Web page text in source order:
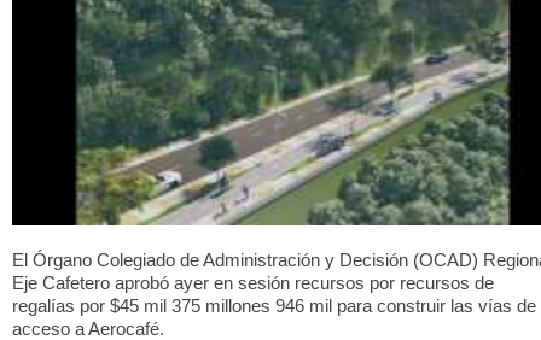
El Órgano Colegiado de Administración y Decisión (OCAD)
Eje Cafetero aprobó ayer en sesión recursos por recursos de
regalías por $45 mil 375 millones 946 mil para construir las vías de
acceso a Aerocafé.